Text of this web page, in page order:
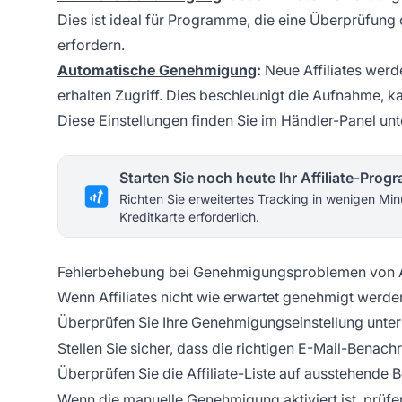
Dies ist ideal für Programme, die eine
erfordern.
Automatische Genehmigung: Neue Affiliates
erhalten Zugriff. Dies beschleunigt die Aufnahme,
Diese Einstellungen finden Sie im Händler-Panel
Starten Sie noch heute Ihr Affiliate-
Richten Sie erweitertes Tracking in wenigen
Kreditkarte erforderlich.
Fehlerbehebung bei Genehmigungsproblemen
Wenn Affiliates nicht wie erwartet genehmigt
Überprüfen Sie Ihre Genehmigungseinstellung
Stellen Sie sicher, dass die richtigen E-Mail-
Überprüfen Sie die Affiliate-Liste auf ausstehende